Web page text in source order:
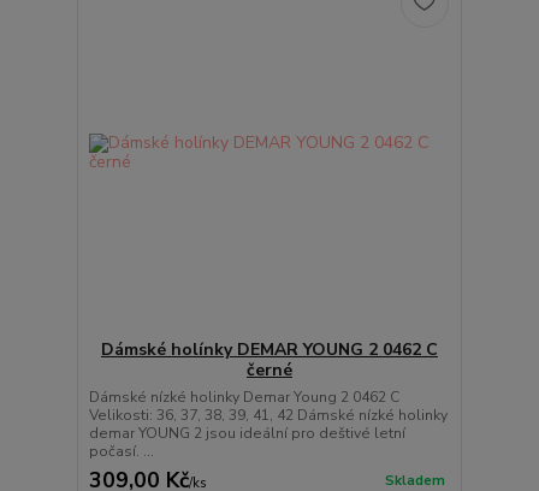
Dámské holínky DEMAR YOUNG 2 0462 C
černé
Dámské nízké holinky Demar Young 2 0462 C
Velikosti: 36, 37, 38, 39, 41, 42 Dámské nízké holinky
demar YOUNG 2 jsou ideální pro deštivé letní
počasí. ...
309,00 Kč/ks Skladem